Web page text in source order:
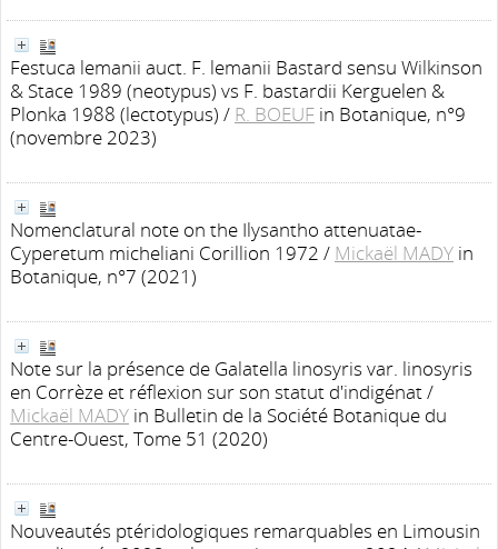
Festuca lemanii auct. F. lemanii Bastard sensu Wilkinson
& Stace 1989 (neotypus) vs F. bastardii Kerguelen &
Plonka 1988 (lectotypus) / R. BOEUF in Botanique, n°9
(novembre 2023)
Nomenclatural note on the Ilysantho attenuatae-
Cyperetum micheliani Corillion 1972 / Mickaël MADY in
Botanique, n°7 (2021)
Note sur la présence de Galatella linosyris var. linosyris
en Corrèze et réflexion sur son statut d'indigénat/
Mickaël MADY in Bulletin de la Société Botanique du
Centre-Ouest, Tome 51 (2020)
Nouveautés ptéridologiques remarquables en Limousin